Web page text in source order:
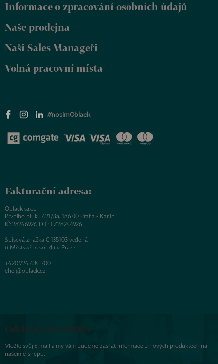
Informace o zpracování osobních údajů
Naše prodejna
Naši Sales Manageři
Volná pracovní místa
#nosimOblack
Fakturační adresa:
Oblack s.r.o.,
Prvního pluku 621/8a, 186 00 Praha - Karlín
IČ: 28246926, DIČ: CZ28246926
Spisová značka C 135103 vedená
u Městského soudu v Praze
+420 724 634 700
chci@oblack.cz
Odebírat newsletter
Vložte svůj e-mail a my vám budeme zasílat informace o nových produktech na
našem e-shopu.